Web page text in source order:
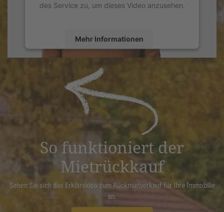
des Service zu, um dieses Video anzusehen.
Mehr Informationen
powered by
Management Platform
So funktioniert der
Mietrückkauf
Sehen Sie sich das Erklärvideo zum Rückmietverkauf für Ihre Immobilie
an.